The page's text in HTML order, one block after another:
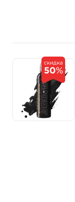
Количество
скидка
50%